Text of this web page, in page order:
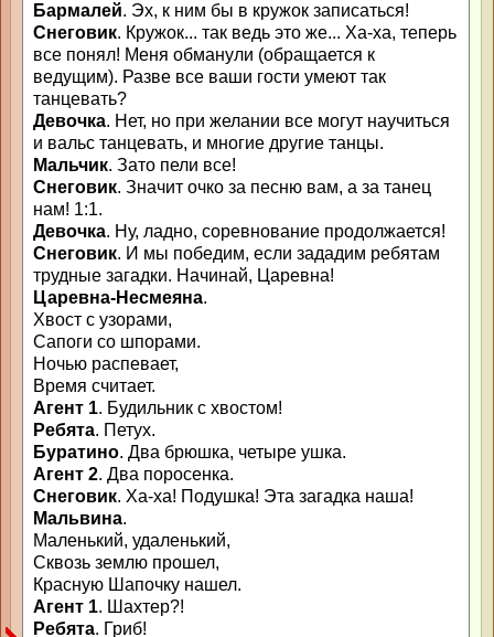
Бармалей. Эх, к ним бы в кружок записаться!
Снеговик. Кружок... так ведь это же... Ха-ха, теперь
все понял! Меня обманули (обращается к
ведущим). Разве все ваши гости умеют так
танцевать?
Девочка. Нет, но при желании все могут научиться
и вальс танцевать, и многие другие танцы.
Мальчик. Зато пели все!
Снеговик. Значит очко за песню вам, а за танец
нам! 1:1.
Девочка. Ну, ладно, соревнование продолжается!
Снеговик. И мы победим, если зададим ребятам
трудные загадки. Начинай, Царевна!
Царевна-Несмеяна.
Хвост с узорами,
Сапоги со шпорами.
Ночью распевает,
Время считает.
Агент 1. Будильник с хвостом!
Ребята. Петух.
Буратино. Два брюшка, четыре ушка.
Агент 2. Два поросенка.
Снеговик. Ха-ха! Подушка! Эта загадка наша!
Мальвина.
Маленький, удаленький,
Сквозь землю прошел,
Красную Шапочку нашел.
Агент 1. Шахтер?!
Ребята. Гриб!